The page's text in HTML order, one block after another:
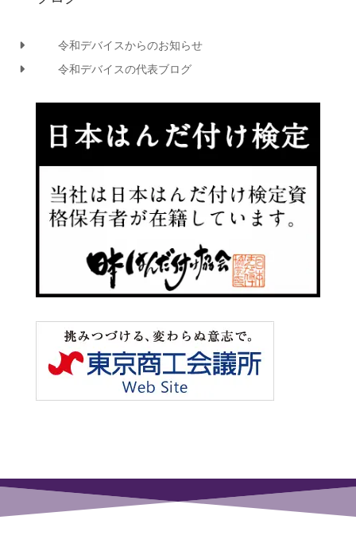
令和デバイスからのお知らせ
令和デバイスの代表ブログ